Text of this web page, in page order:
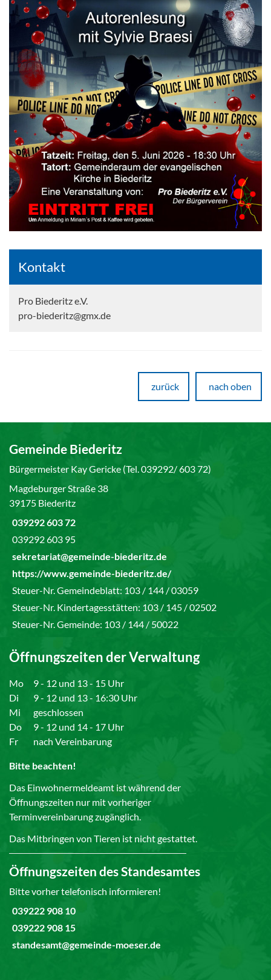
Kontakt
Pro Biederitz e.V.
pro-biederitz@gmx.de
zurück nach oben
Gemeinde Biederitz
Bürgermeister Kay Gericke (Tel. 039292/ 603 72)
Magdeburger Straße 38
39175 Biederitz
039292 603 72
039292 603 95
sekretariat@gemeinde-biederitz.de
https://www.gemeinde-biederitz.de/
Steuer-Nr. Gemeindeblatt: 103 / 144 / 03059
Steuer-Nr. Kindertagesstätten: 103 / 145 / 02502
Steuer-Nr. Gemeinde: 103 / 144 / 50022
Öffnungszeiten der Verwaltung
Mo
9 - 12 und 13 - 15 Uhr
Di
9 - 12 und 13 - 16:30 Uhr
Mi
geschlossen
Do
9 - 12 und 14 - 17 Uhr
Fr
nach Vereinbarung
Bitte beachten!
Das Einwohnermeldeamt ist während der
Öffnungszeiten nur mit vorheriger
Terminvereinbarung zugänglich.
Das Mitbringen von Tieren ist nicht gestattet.
Öffnungszeiten des Standesamtes
Bitte vorher telefonisch informieren!
039222 908 10
039222 908 15
standesamt@gemeinde-moeser.de